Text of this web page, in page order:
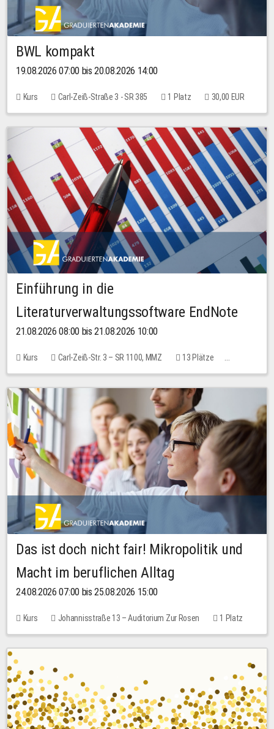
BWL kompakt
19.08.2026 07:00 bis 20.08.2026 14:00
Kurs Carl-Zeiß-Straße 3 - SR 385 1 Platz 30,00 EUR
Einführung in die
Literaturverwaltungssoftware EndNote
21.08.2026 08:00 bis 21.08.2026 10:00
Kurs Carl-Zeiß-Str. 3 – SR 1100, MMZ
13 Plätze
10,00 EUR
Das ist doch nicht fair! Mikropolitik und
Macht im beruflichen Alltag
24.08.2026 07:00 bis 25.08.2026 15:00
Kurs Johannisstraße 13 – Auditorium Zur Rosen
1 Platz
30,00 EUR